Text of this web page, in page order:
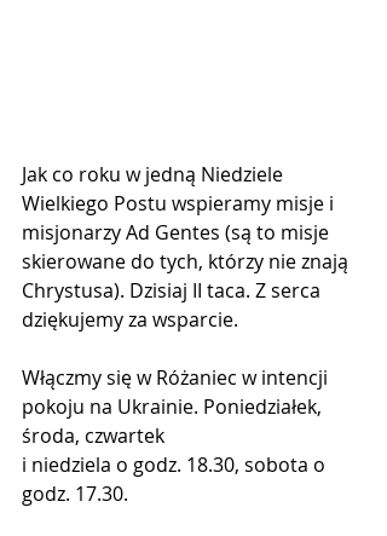
Jak co roku w jedną Niedziele
Wielkiego Postu wspieramy misje i
misjonarzy Ad Gentes (są to misje
skierowane do tych, którzy nie znają
Chrystusa). Dzisiaj II taca. Z serca
dziękujemy za wsparcie.
Włączmy się w Różaniec w intencji
pokoju na Ukrainie. Poniedziałek,
środa, czwartek
i niedziela o godz. 18.30, sobota o
godz. 17.30.